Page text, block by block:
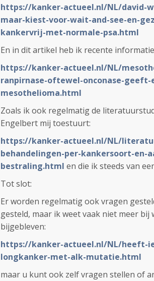
https://kanker-actueel.nl/NL/david-
maar-kiest-voor-wait-and-see-en-
kankervrij-met-normale-psa.html
En in dit artikel heb ik recente
https://kanker-actueel.nl/NL/
ranpirnase-oftewel-onconase-
mesothelioma.html
Zoals ik ook regelmatig de
Engelbert mij toestuurt:
https://kanker-actueel.nl/NL/
behandelingen-per-kankersoort-en-
bestraling.html en die ik steeds van
Tot slot:
Er worden regelmatig ook vragen
gesteld, maar ik weet vaak niet meer bij
bijgebleven:
https://kanker-actueel.nl/NL/heeft-
longkanker-met-alk-mutatie.html
maar u kunt ook zelf vragen stellen of